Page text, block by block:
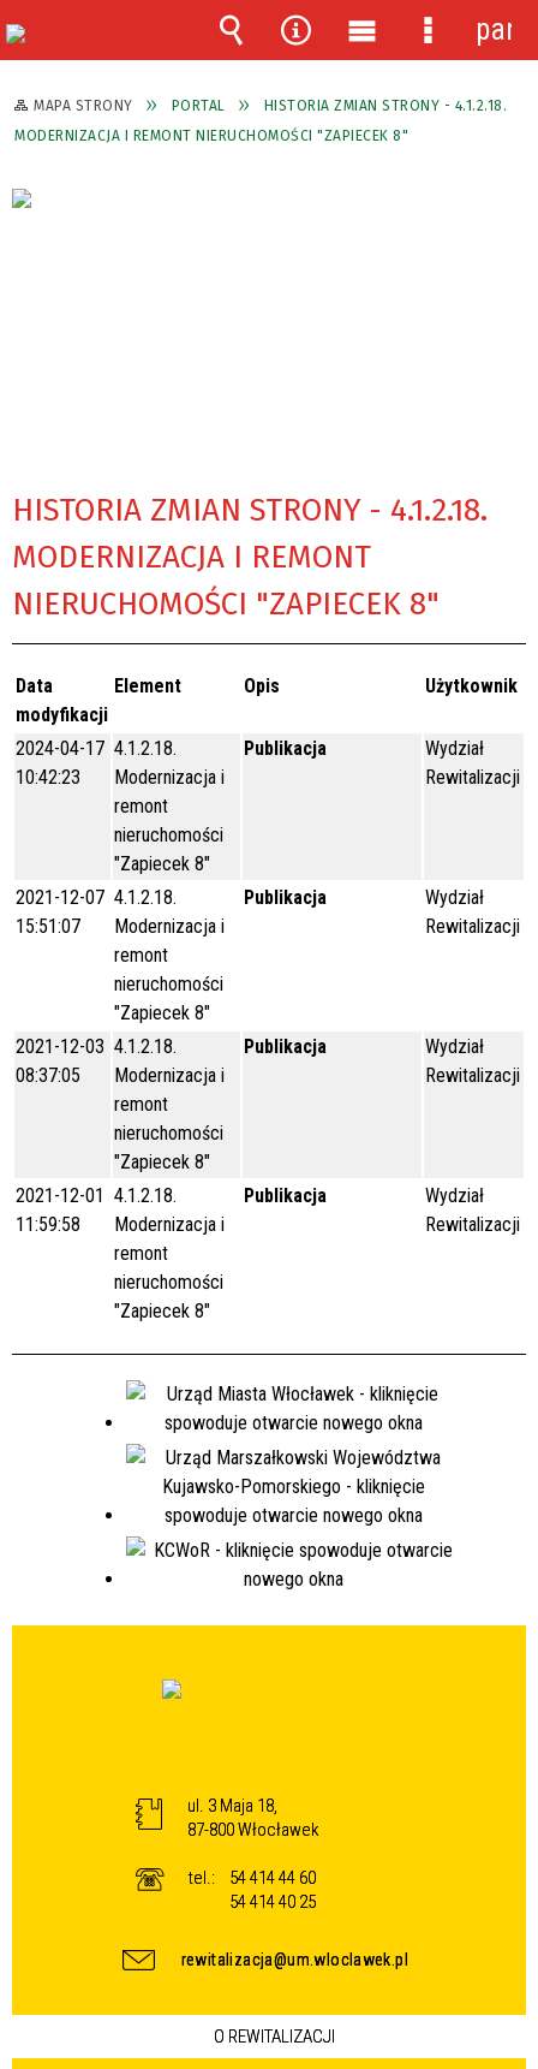
MAPA STRONY PORTAL
HISTORIA ZMIAN STRONY - 4.1.2.18.
MODERNIZACJA I REMONT NIERUCHOMOŚCI "ZAPIECEK 8"
HISTORIA ZMIAN STRONY - 4.1.2.18.
MODERNIZACJA I REMONT
NIERUCHOMOŚCI "ZAPIECEK 8"
Data
modyfikacji
Element Opis Użytkownik
2024-04-17
10:42:23
4.1.2.18.
Modernizacja i
remont
nieruchomości
"Zapiecek 8"
Publikacja
Wydział
Rewitalizacji
2021-12-07
15:51:07
4.1.2.18.
Modernizacja i
remont
nieruchomości
"Zapiecek 8"
Publikacja
Wydział
Rewitalizacji
2021-12-03
08:37:05
4.1.2.18.
Modernizacja i
remont
nieruchomości
"Zapiecek 8"
Publikacja
Wydział
Rewitalizacji
2021-12-01
11:59:58
4.1.2.18.
Modernizacja i
remont
nieruchomości
"Zapiecek 8"
Publikacja
Wydział
Rewitalizacji
ul. 3 Maja 18,
87-800 Włocławek
tel.:
54 414 44 60
54 414 40 25
rewitalizacja@um.wloclawek.pl
O REWITALIZACJI
Wyszukiwarka
Narzędzia
Menu
główne
Menu